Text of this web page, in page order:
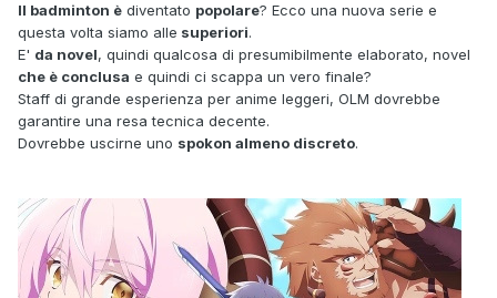
Il badminton è diventato popolare? Ecco una nuova serie e
questa volta siamo alle superiori.
E' da novel, quindi qualcosa di presumibilmente elaborato, novel
che è conclusa e quindi ci scappa un vero finale?
Staff di grande esperienza per anime leggeri, OLM dovrebbe
garantire una resa tecnica decente.
Dovrebbe uscirne uno spokon almeno discreto.